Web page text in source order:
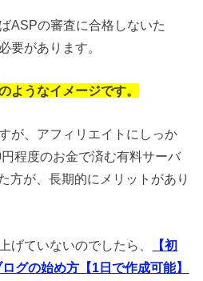
ASPの審査に合格しないた
要があります。
ようなイメージです。
が、アフィリエイトにしっか
程度のお金で済む有料サーバ
方が、長期的にメリットがあり
げていないのでしたら、
【初
グの始め方【1日で作成可能】